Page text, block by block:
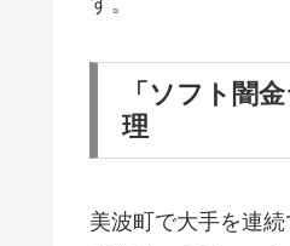
「ソフト闇
理
美波町で大手を連